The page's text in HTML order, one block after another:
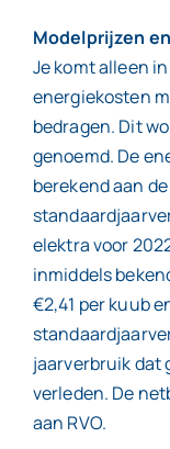
Modelprijzen
Je komt alleen
energiekosten
bedragen. Dit
genoemd. De
berekend aan
elektra voor
inmiddels
€2,41 per kuub
jaarverbruik dat
verleden. De
aan RVO.